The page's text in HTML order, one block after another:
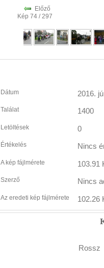
Előző
Kép 74 / 297
Dátum 2016.
Találat 1400
Letöltések 0
Értékelés Nincs
A kép fájlmérete 103.91
Szerző Nincs
Az eredeti kép fájlmérete 102.26
Rossz